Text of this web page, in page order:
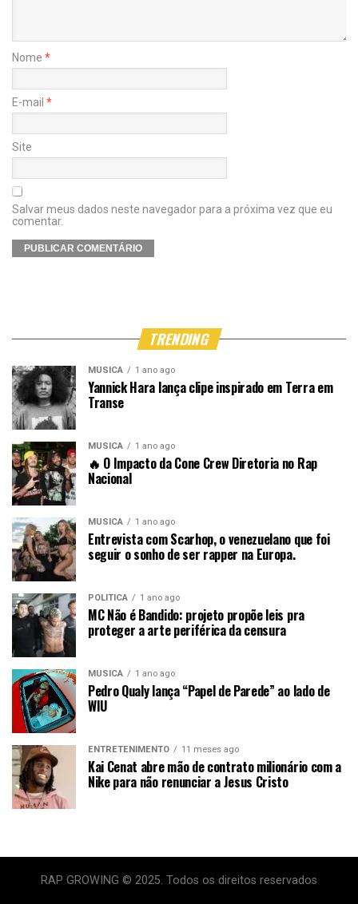
Nome *
E-mail *
Site
Salvar meus dados neste navegador para a próxima vez que eu
comentar.
TRENDING
MÚSICA 1 ano ago
Yannick Hara lança clipe inspirado em Terra em
Transe
MÚSICA 1 ano ago
🔥 O Impacto da Cone Crew Diretoria no Rap
Nacional
MÚSICA 1 ano ago
Entrevista com Scarhop, o venezuelano que foi
seguir o sonho de ser rapper na Europa.
POLÍTICA 1 ano ago
MC Não é Bandido: projeto propõe leis pra
proteger a arte periférica da censura
MÚSICA 1 ano ago
Pedro Qualy lança “Papel de Parede” ao lado de
WIU
ENTRETENIMENTO 11 meses ago
Kai Cenat abre mão de contrato milionário com a
Nike para não renunciar a Jesus Cristo
RAP GROWING © 2025. Todos os direitos reservados